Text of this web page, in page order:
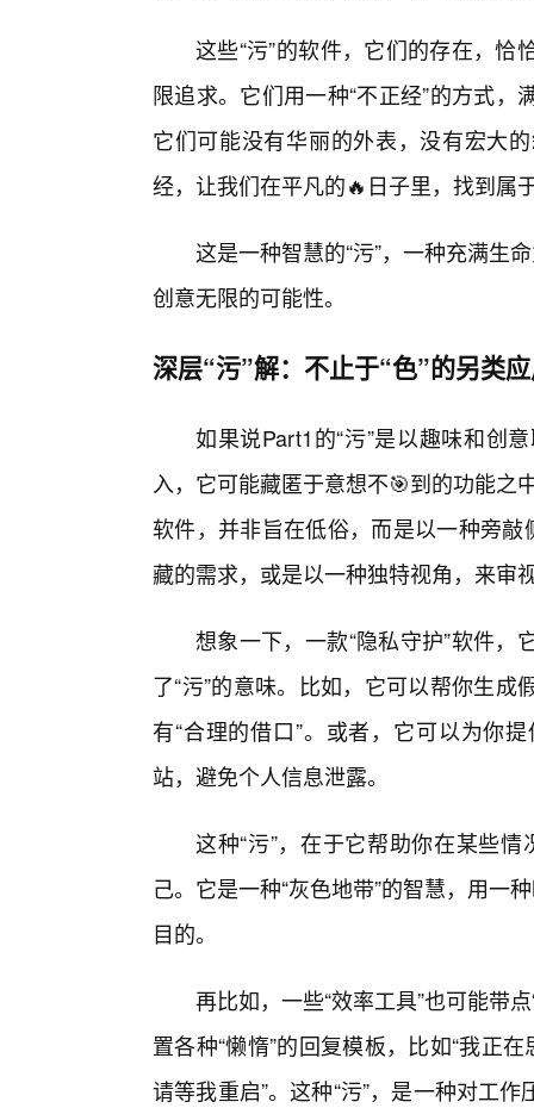
这些“污”的软件，它们的存在，
限追求。它们用一种“不正经”的方式
它们可能没有华丽的外表，没有宏大
经，让我们在平凡的🔥日子里，找到属
这是一种智慧的“污”，一种充满生
创意无限的可能性。
深层“污”解：不止于“色”的另类
如果说Part1的“污”是以趣味和创
入，它可能藏匿于意想不🎯到的功能之
软件，并非旨在低俗，而是以一种旁
藏的需求，或是以一种独特视角，来审
想象一下，一款“隐私守护”软件
了“污”的意味。比如，它可以帮你生
有“合理的借口”。或者，它可以为你
站，避免个人信息泄露。
这种“污”，在于它帮助你在某些情
己。它是一种“灰色地带”的智慧，用一
目的。
再比如，一些“效率工具”也可能带
置各种“懒惰”的回复模板，比如“我正
请等我重启”。这种“污”，是一种对工